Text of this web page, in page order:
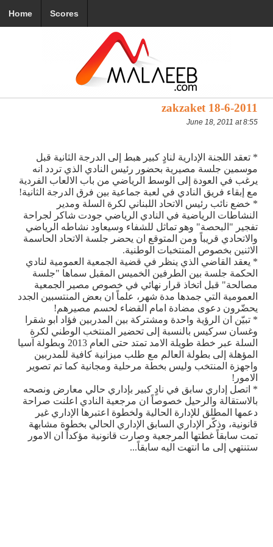
Home Scores
zakzaket 18-6-2011
June 18, 2011 at 8:55
* تعقد اللجنة الإدارية لنادٍ كبير هبط إلى الدرجة الثانية قبل
موسمين جلسة مصيرية بحضور رئيس النادي الذي تردد انه
يرغب في العودة إلى الوسط الرياضي من باب الالعاب الفردية
مع إبقاء فريق النادي في لعبة جماعية بين فرق الدرجة الثانية!
* خضع نائب رئيس الاتحاد اللبناني لكرة السلة ومدير
النشاطات الرياضية في النادي الرياضي جودت شاكر لجراحة
تفجير "البحصة" وهو تماثل للشفاء وسيعاود نشاطه الرياضي
والاتحادي قريباً ومن المتوقع ان يحضر جلسة الاتحاد الحاسمة
الاثنين بخصوص المنتخبات الوطنية.
* يعقد القاضي الذي ينظر في قضية الجمعية العمومية لنادي
الحكمة جلسة بين الطرفين الخميس المقبل سماها "جلسة
مصالحة" قبل اتخاذ قرار نهائي في خصوص مصير الجمعية
العمومية التي جمدها مدة شهر، علماً ان بعض المنتسبين الجدد
يحضّرون دعوى مضادة امام القضاء لحسم مصيرهم!
* تبيّن ان الرؤية واحدة ومشتركة بين المدربين فؤاد ابو شقرا
وغسان سركيس بالنسبة إلى تحضير المنتخب الوطني لكرة
السلة عبر خطة طويلة الامد تمتد حتى العام 2013 وبطولة آسيا
المؤهلة إلى بطولة العالم مع طلب ميزانية كافية للمدربين
واجهزة المنتخب وليس بخطة مرحلية ومجانية كما تم تصوير
الامور!
* اتصل إداري سابق في نادٍ كبير بإداري حالي معارض ونصحه
بالاستقالة والرحيل خصوصاً ان مرجعية النادي اعلنت صراحة
دعمها المطلق للإدارة الحالية ولخطوة اعتبرها الإداري غير
قانونية، وذكّر الإداري السابق الإداري الحالي بخطوة مشابهة
تمت سابقاً غطتها المرجعية وصارت قانونية مؤكداً ان الامور
ستنتهي إلى ما انتهت اليه سابقاً...